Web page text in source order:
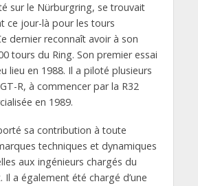
sur le Nürburgring, se trouvait
ce jour-là pour les tours
dernier reconnaît avoir à son
tours du Ring. Son premier essai
lieu en 1988. Il a piloté plusieurs
R, à commencer par la R32
en 1989.
sa contribution à toute
techniques et dynamiques
aux ingénieurs chargés du
a également été chargé d’une